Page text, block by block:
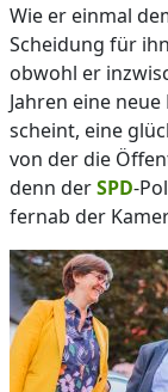
Wie er einmal
Scheidung für
obwohl er
Jahren eine
scheint, eine
von der die
denn derSPD-
fernab der